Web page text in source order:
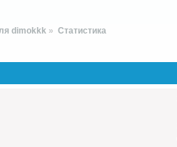
dimokkk» Статистика